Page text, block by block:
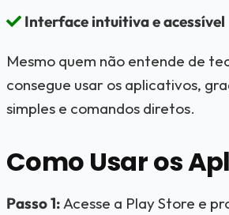
Interface intuitiva e acessível
Mesmo quem não entende de
consegue usar os aplicativos,
simples e comandos diretos.
Como Usar os
Passo 1:Acesse a Play Store e